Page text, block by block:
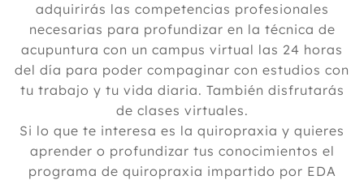
adquirirás las competencias profesionales
necesarias para profundizar en la técnica de
acupuntura con un campus virtual las 24 horas
del día para poder compaginar con estudios con
tu trabajo y tu vida diaria. También disfrutarás
de clases virtuales.
Si lo que te interesa es la quiropraxia y quieres
aprender o profundizar tus conocimientos el
programa de quiropraxia impartido por EDA